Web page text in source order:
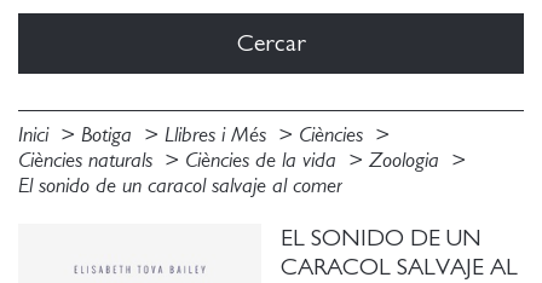
Inici Botiga Llibres i Més
Ciències
Ciències naturals
Ciències de la vida
Zoologia
El sonido de un caracol salvaje al comer
EL SONIDO DE UN
CARACOL SALVAJE AL